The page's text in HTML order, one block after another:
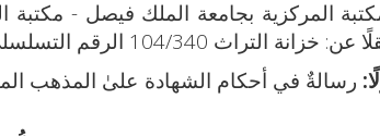
المركزية بجامعة الملك فيصل -
رسالةٌ في أحكام الشهادة علىٰ المذهب